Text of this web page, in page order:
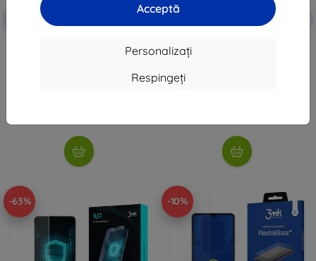
Acceptă
Personalizați
Respingeți
cu cupon
3MK Lens Protect Samsung A33
5G A336 protecție pentru lentila
cu cupon
EXTRA10
Folie 3MK ARC+FS Samsung A33
5G A336 Fullscreen film
-63% -10%